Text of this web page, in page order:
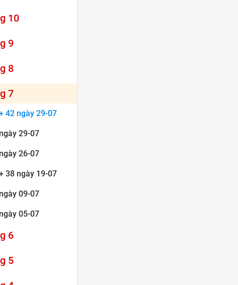
10
9
8
7
42 ngày 29-07
ngày 29-07
ngày 26-07
38 ngày 19-07
ngày 09-07
ngày 05-07
6
5